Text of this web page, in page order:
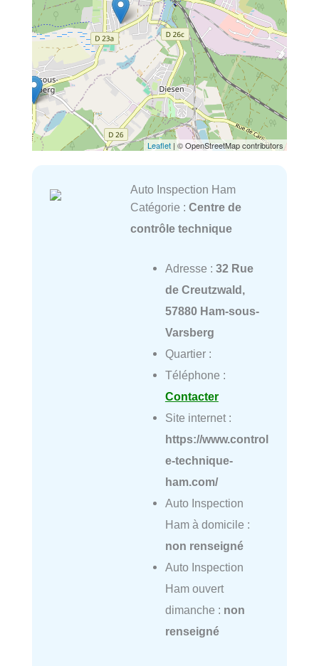
Leaflet | © OpenStreetMap contributors
Auto Inspection Ham
Catégorie : Centre de
contrôle technique
Adresse : 32 Rue
de Creutzwald,
57880 Ham-sous-
Varsberg
Quartier :
Téléphone :
Contacter
Site internet :
https://www.control
e-technique-
ham.com/
Auto Inspection
Ham à domicile :
non renseigné
Auto Inspection
Ham ouvert
dimanche : non
renseigné